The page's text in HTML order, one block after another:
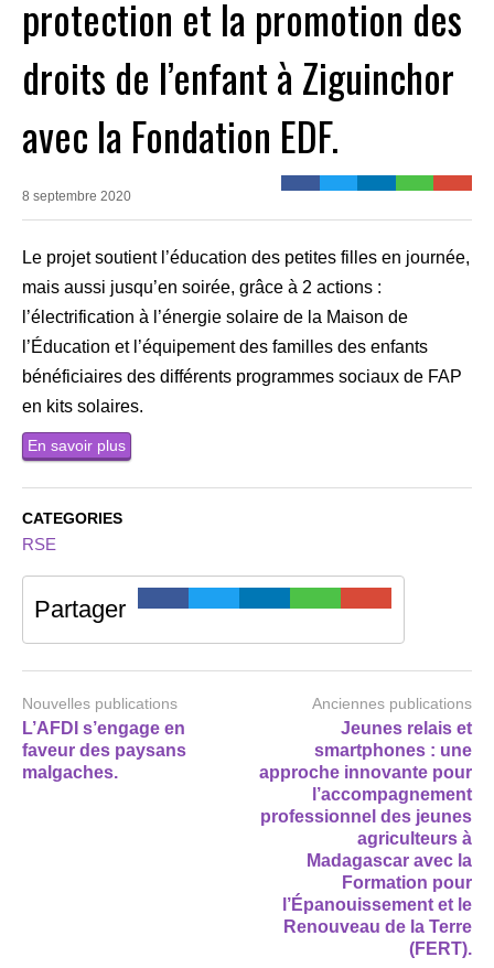
protection et la promotion des
droits de l’enfant à Ziguinchor
avec la Fondation EDF.
8 septembre 2020
Le projet soutient l’éducation des petites filles en journée,
mais aussi jusqu’en soirée, grâce à 2 actions :
l’électrification à l’énergie solaire de la Maison de
l’Éducation et l’équipement des familles des enfants
bénéficiaires des différents programmes sociaux de FAP
en kits solaires.
En savoir plus
CATEGORIES
RSE
Partager
Nouvelles publications
L’AFDI s’engage en
faveur des paysans
malgaches.
Anciennes publications
Jeunes relais et
smartphones : une
approche innovante pour
l’accompagnement
professionnel des jeunes
agriculteurs à
Madagascar avec la
Formation pour
l’Épanouissement et le
Renouveau de la Terre
(FERT).